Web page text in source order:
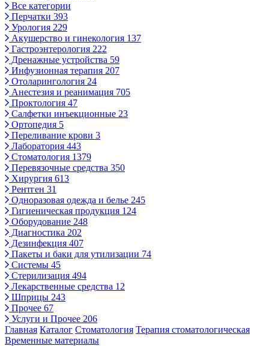
Все категории
Перчатки 393
Урология 229
Акушерство и гинекология 137
Гастроэнтерология 222
Дренажные устройства 59
Инфузионная терапия 207
Отоларингология 24
Анестезия и реанимация 705
Проктология 47
Салфетки инъекционные 23
Ортопедия 5
Переливание крови 3
Лаборатория 443
Стоматология 1379
Перевязочные средства 350
Хирургия 613
Рентген 31
Одноразовая одежда и белье 245
Гигиеническая продукция 124
Оборудование 248
Диагностика 202
Дезинфекция 407
Пакеты и баки для утилизации 74
Системы 45
Стерилизация 494
Лекарственные средства 12
Шприцы 243
Прочее 67
Услуги и Прочее 206
Главная Каталог Стоматология Терапия стоматологическая
Временные материалы